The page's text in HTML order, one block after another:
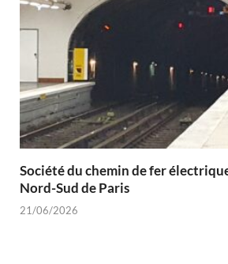
Société du chemin de fer
Nord-Sud de Paris
21/06/2026